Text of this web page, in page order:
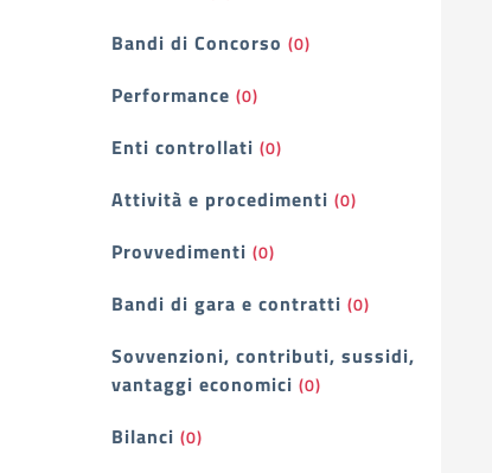
Bandi di Concorso (0)
Performance (0)
Enti controllati (0)
Attività e procedimenti (0)
Provvedimenti (0)
Bandi di gara e contratti (0)
Sovvenzioni, contributi, sussidi,
vantaggi economici (0)
Bilanci (0)